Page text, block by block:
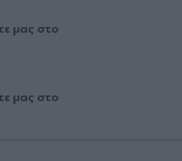
μας στο
μας στο